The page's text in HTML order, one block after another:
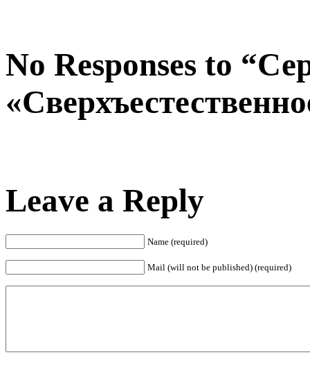
No Responses to
Leave a Reply
Name (required)
Mail (will not be published) (required)